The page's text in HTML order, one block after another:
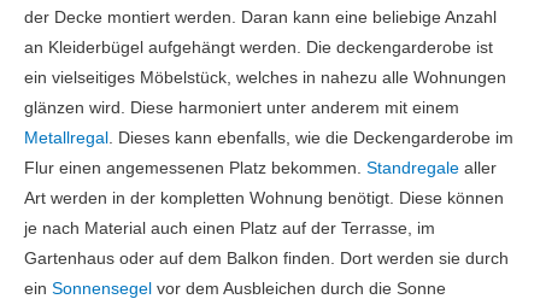
der Decke montiert werden. Daran kann eine beliebige Anzahl
an Kleiderbügel aufgehängt werden. Die deckengarderobe ist
ein vielseitiges Möbelstück, welches in nahezu alle Wohnungen
glänzen wird. Diese harmoniert unter anderem mit einem
Metallregal . Dieses kann ebenfalls, wie die Deckengarderobe im
Flur einen angemessenen Platz bekommen. Standregale aller
Art werden in der kompletten Wohnung benötigt. Diese können
je nach Material auch einen Platz auf der Terrasse, im
Gartenhaus oder auf dem Balkon finden. Dort werden sie durch
ein Sonnensegel vor dem Ausbleichen durch die Sonne